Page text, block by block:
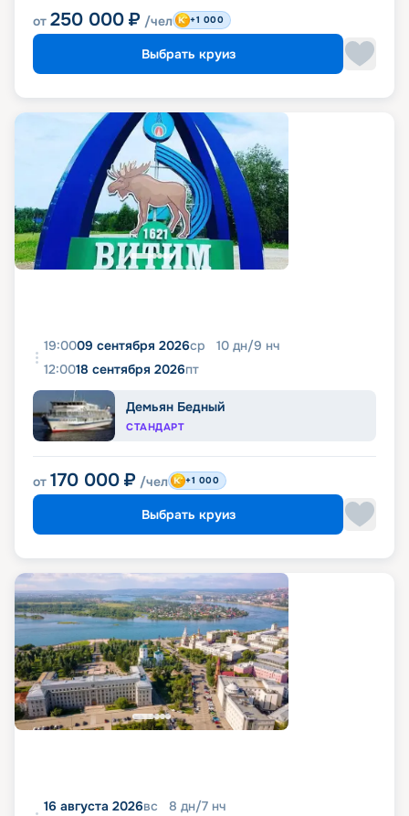
от 250 000 ₽ /чел +1 000
Выбрать круиз
19:0009 сентября 2026ср 10 дн/9 нч
12:0018 сентября 2026пт
Демьян Бедный
СТАНДАРТ
от 170 000 ₽ /чел +1 000
Выбрать круиз
16 августа 2026вс 8 дн/7 нч